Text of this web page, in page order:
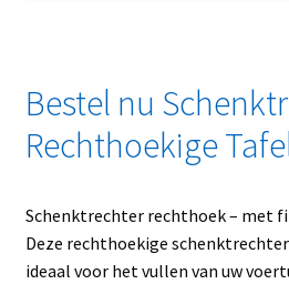
Bestel nu
Rechthoekige
Schenktrechter rechthoek – met
Deze rechthoekige
ideaal voor het vullen van uw